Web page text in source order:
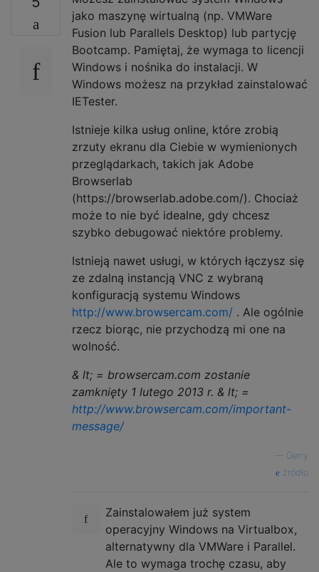
jako maszynę wirtualną (np. VMWare
Fusion lub Parallels Desktop) lub partycję
Bootcamp. Pamiętaj, że wymaga to licencji
Windows i nośnika do instalacji. W
Windows możesz na przykład zainstalować
IETester.
Istnieje kilka usług online, które zrobią
zrzuty ekranu dla Ciebie w wymienionych
przeglądarkach, takich jak Adobe
Browserlab
(https://browserlab.adobe.com/). Chociaż
może to nie być idealne, gdy chcesz
szybko debugować niektóre problemy.
Istnieją nawet usługi, w których łączysz się
ze zdalną instancją VNC z wybraną
konfiguracją systemu Windows
http://www.browsercam.com/ . Ale ogólnie
rzecz biorąc, nie przychodzą mi one na
wolność.
& lt; = browsercam.com zostanie
zamknięty 1 lutego 2013 r. & lt; =
http://www.browsercam.com/important-
message/
Gerry
źródło
Zainstalowałem już system
operacyjny Windows na Virtualbox,
alternatywny dla VMWare i Parallel.
Ale to wymaga trochę czasu, aby